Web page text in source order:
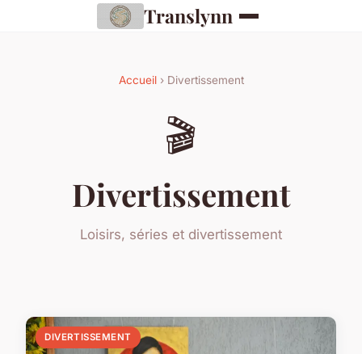
Translynn
Accueil› Divertissement
🎬
Divertissement
Loisirs, séries et divertissement
DIVERTISSEMENT